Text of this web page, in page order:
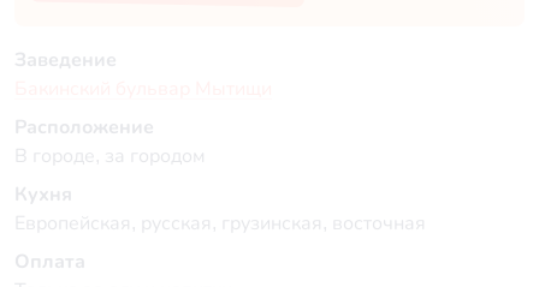
Заведение
Расположение
В городе, за городом
Кухня
Европейская, русская, грузинская, восточная
Оплата